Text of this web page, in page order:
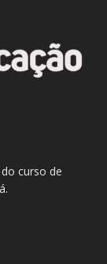
curso de